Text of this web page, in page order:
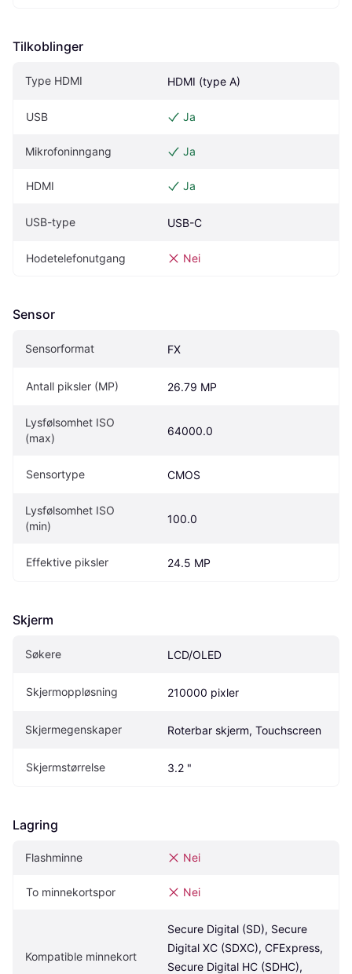
Tilkoblinger
Type HDMI HDMI (type A)
USB Ja
Mikrofoninngang Ja
HDMI Ja
USB-type USB-C
Hodetelefonutgang Nei
Sensor
Sensorformat FX
Antall piksler (MP) 26.79 MP
Lysfølsomhet ISO
(max)
64000.0
Sensortype CMOS
Lysfølsomhet ISO
(min)
100.0
Effektive piksler 24.5 MP
Skjerm
Søkere LCD/OLED
Skjermoppløsning 210000 pixler
Skjermegenskaper Roterbar skjerm, Touchscreen
Skjermstørrelse 3.2 "
Lagring
Flashminne Nei
To minnekortspor Nei
Kompatible minnekort
Secure Digital (SD), Secure
Digital XC (SDXC), CFExpress,
Secure Digital HC (SDHC),